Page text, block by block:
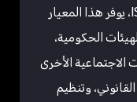
للمعيارين ISO 27001 وISO 27002، يوفر هذا المعيار
الحكومية،
الأخرى
وتنظيم